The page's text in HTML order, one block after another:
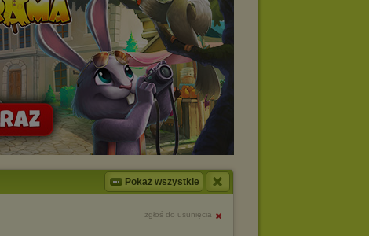
Pokaż wszystkie
zgłoś do usunięcia